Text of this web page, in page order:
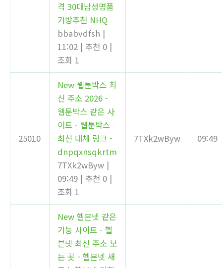
격 30대남성명품
가방추천 NHQ
bbabvdfsh |
11:02 | 추천 0 |
조회 1
25010
New 웹툰박스 최
신 주소 2026 -
웹툰박스 같은 사
이트 - 웹툰박스
최신 대체 링크 -
dnpqxnsqkrtm
7TXk2wByw |
09:49 | 추천 0 |
조회 1
7TXk2wByw 09:49
New 헬븐넷 같은
기능 사이트 - 헬
븐넷 최신 주소 보
는 곳 - 헬븐넷 새